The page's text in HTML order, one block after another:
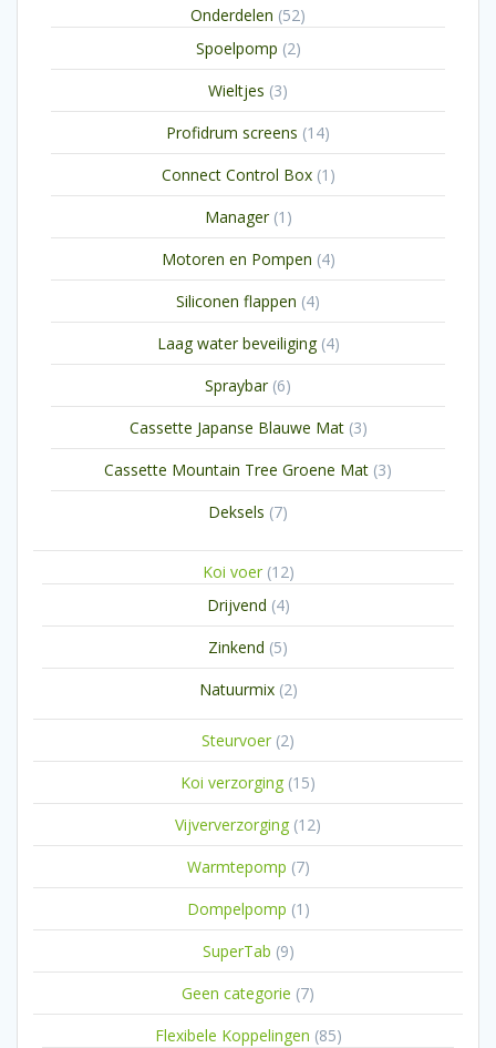
Onderdelen 5252
Spoelpomp 22
producten
Wieltjes 33
producten
Profidrum screens 1414
producten
Connect Control Box 1 1
product
Manager 1 1
product
Motoren en Pompen 44
producten
Siliconen flappen 44
producten
Laag water beveiliging 44
producten
Spraybar 66
producten
Cassette Japanse Blauwe Mat 33
producten
Cassette Mountain Tree Groene Mat 33
producten
Deksels 77
Koi voer 1212
Drijvend 44
producten
Zinkend 55
producten
Natuurmix 22
Steurvoer 22
producten
Koi verzorging 1515
producten
Vijververzorging 1212
producten
Warmtepomp 77
producten
Dompelpomp 1 1
product
SuperTab 99
producten
Geen categorie 77
producten
Flexibele Koppelingen 8585